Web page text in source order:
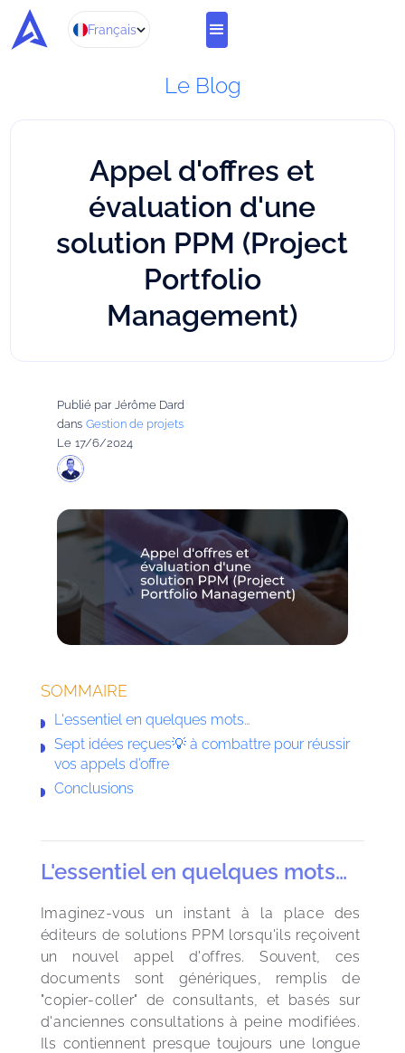
Français
Le Blog
Appel d'offres et
évaluation d'une
solution PPM (Project
Portfolio
Management)
Publié par Jérôme Dard
dans Gestion de projets
Le 17/6/2024
SOMMAIRE
L'essentiel en quelques mots…
Sept idées reçues💡 à combattre pour réussir
vos appels d’offre
Conclusions
L'essentiel en quelques mots…
Imaginez-vous un instant à la place des
éditeurs de solutions PPM lorsqu'ils reçoivent
un nouvel appel d'offres. Souvent, ces
documents sont génériques, remplis de
"copier-coller" de consultants, et basés sur
d'anciennes consultations à peine modifiées.
Ils contiennent presque toujours une longue